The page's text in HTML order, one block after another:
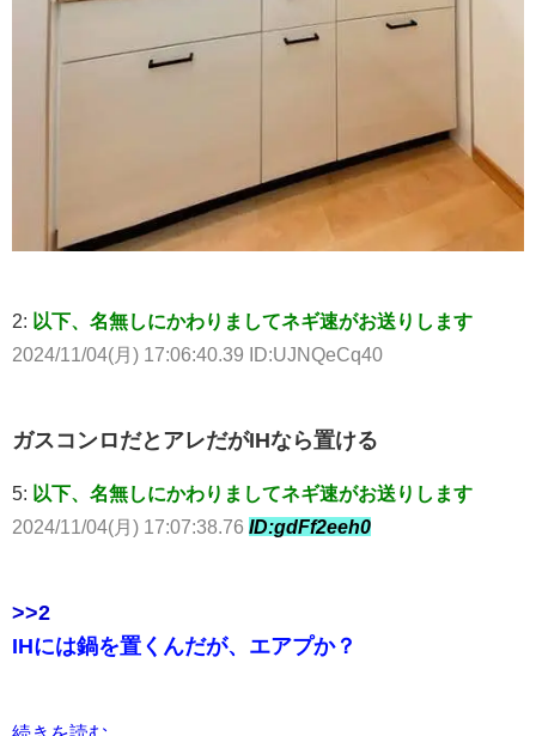
2: 以下、名無しにかわりましてネギ速がお送りします
2024/11/04(月) 17:06:40.39 ID:UJNQeCq40
ガスコンロだとアレだがIHなら置ける
5: 以下、名無しにかわりましてネギ速がお送りします
2024/11/04(月) 17:07:38.76 ID:gdFf2eeh0
>>2
IHには鍋を置くんだが、エアプか？